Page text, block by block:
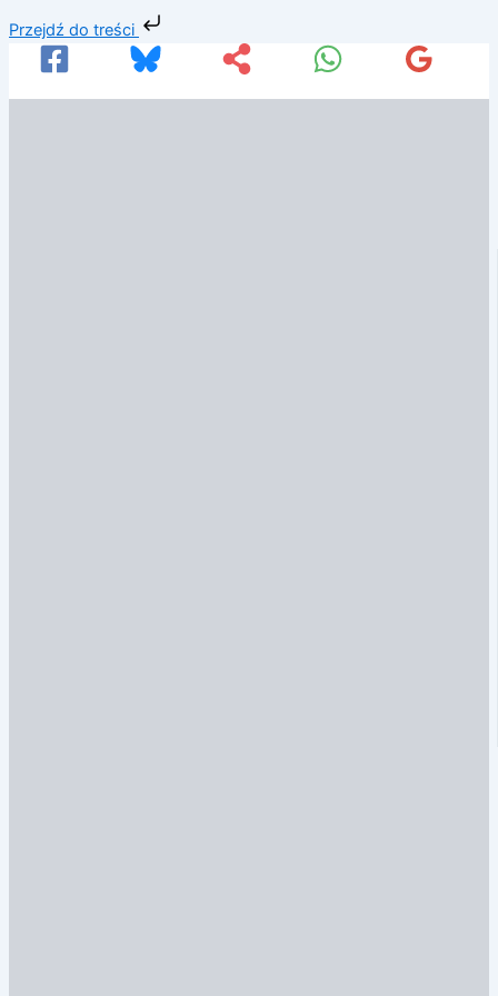
Przejdź do treści
do
treści